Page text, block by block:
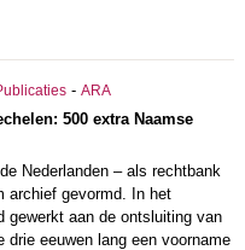
- ARA
500 extra Naamse
Nederlanden – als rechtbank
archief gevormd. In het
gewerkt aan de ontsluiting van
eeuwen lang een voorname